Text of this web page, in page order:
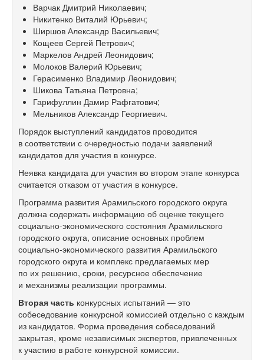
Варчак Дмитрий Николаевич;
Никитенко Виталий Юрьевич;
Ширшов Александр Васильевич;
Кощеев Сергей Петрович;
Маркелов Андрей Леонидович;
Молоков Валерий Юрьевич;
Герасименко Владимир Леонидович;
Шикова Татьяна Петровна;
Гарифуллин Дамир Рафгатович;
Мельников Александр Георгиевич.
Порядок выступлений кандидатов проводится
в соответствии с очередностью подачи заявлений
кандидатов для участия в конкурсе.
Неявка кандидата для участия во втором этапе конкурса
считается отказом от участия в конкурсе.
Программа развития Арамильского городского округа
должна содержать информацию об оценке текущего
социально-экономического состояния Арамильского
городского округа, описание основных проблем
социально-экономического развития Арамильского
городского округа и комплекс предлагаемых мер
по их решению, сроки, ресурсное обеспечение
и механизмы реализации программы.
Вторая часть конкурсных испытаний — это
собеседование конкурсной комиссией отдельно с каждым
из кандидатов. Форма проведения собеседований
закрытая, кроме независимых экспертов, привлеченных
к участию в работе конкурсной комиссии.